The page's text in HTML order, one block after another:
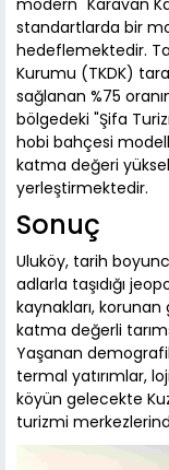
modern "Karavan
standartlarda bir
hedeflemektedir.
Kurumu (TKDK)
sağlanan %75
bölgedeki "Şifa
hobi bahçesi
katma değeri
yerleştirmektedir.
Sonuç
Uluköy, tarih
adlarla taşıdığı
kaynakları,
katma değerli
Yaşanan
termal yatırımlar,
köyün gelecekte
turizmi